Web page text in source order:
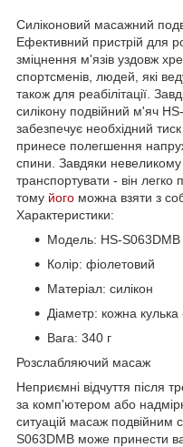
Силіконовий масажний
Ефективний пристрій для
зміцнення м'язів уздовж
спортсменів, людей, які
також для реабілітації.
силікону подвійний м'яч
забезпечує необхідний
принесе полегшення
спини. Завдяки
транспортувати - він легко
тому його можна взяти з
Характеристики:
Модель: HS-S063DMB
Колір: фіолетовий
Матеріал: силікон
Діаметр: кожна
Вага: 340 г
Розслабляючий масаж
Неприємні відчуття після
за комп'ютером або
ситуацій масаж подвійним
S063DMB може принести